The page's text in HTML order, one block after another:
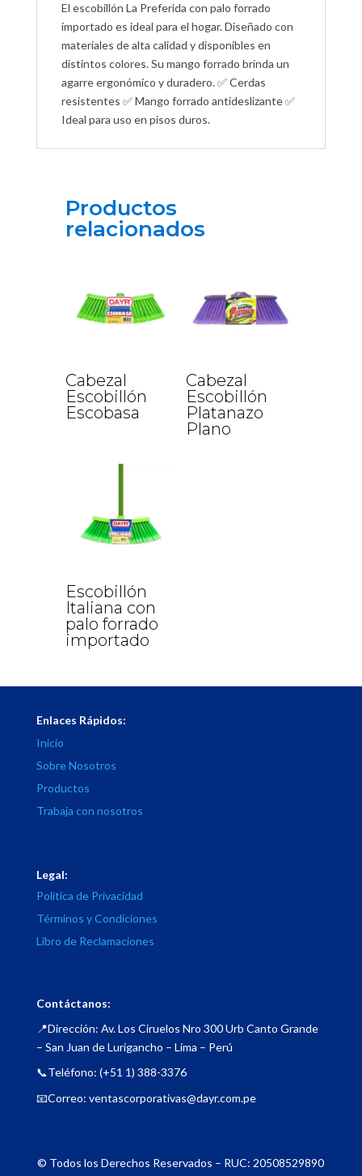
El escobillón La Preferida con palo forrado
importado es ideal para el hogar. Diseñado con
materiales de alta calidad y disponibles en
distintos colores. Su mango forrado brinda un
agarre ergonómico y duradero. ✅ Cerdas
resistentes ✅ Mango forrado antideslizante ✅
Ideal para uso en pisos duros.
Productos
relacionados
Cabezal
Escobillón
Escobasa
Cabezal
Escobillón
Platanazo
Plano
Escobillón
Italiana con
palo forrado
importado
Enlaces Rápidos:
Inicio
Sobre Nosotros
Productos
Trabaja con nosotros
Legal:
Politica de Privacidad
Términos y Condiciones
Libro de Reclamaciones
Contáctanos:
📍Dirección: Av. Los Ciruelos Nro 300 Urb Canto Grande
– San Juan de Lurigancho – Lima – Perú
📞Teléfono: (+51 1) 388-3376
📧Correo: ventascorporativas@dayr.com.pe
© Todos los Derechos Reservados – RUC: 20508529890